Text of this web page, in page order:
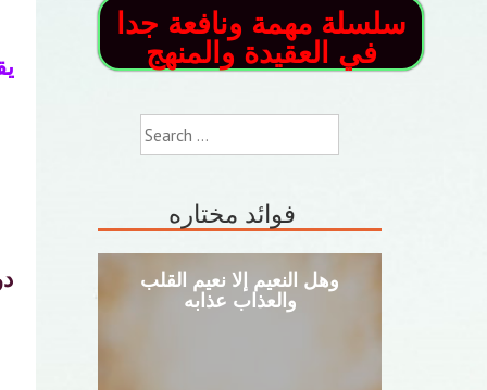
سلسلة مهمة ونافعة جدا
في العقيدة والمنهج
Search
for:
فوائد مختاره
وهل النعيم إلا نعيم القلب
والعذاب عذابه